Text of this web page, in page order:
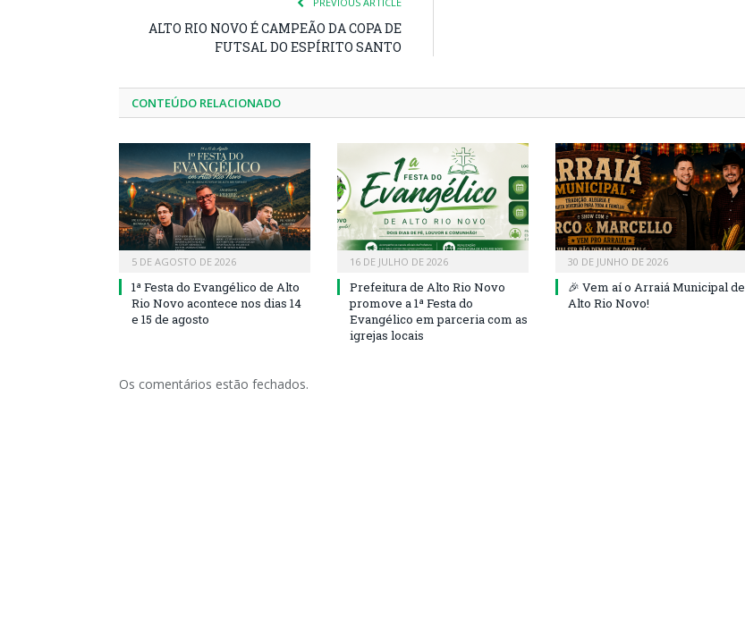
ALTO RIO NOVO É CAMPEÃO DA COPA DE
FUTSAL DO ESPÍRITO SANTO
CONTEÚDO RELACIONADO
5 DE AGOSTO DE 2026
1ª Festa do Evangélico de Alto
Rio Novo acontece nos dias 14
e 15 de agosto
16 DE JULHO DE 2026
Prefeitura de Alto Rio Novo
promove a 1ª Festa do
Evangélico em parceria com as
igrejas locais
30 DE JUNHO DE 2026
🎉 Vem aí o Arraiá Municipal de
Alto Rio Novo!
Os comentários estão fechados.